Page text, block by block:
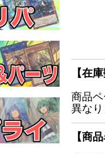
【在
商品
異なり
【商